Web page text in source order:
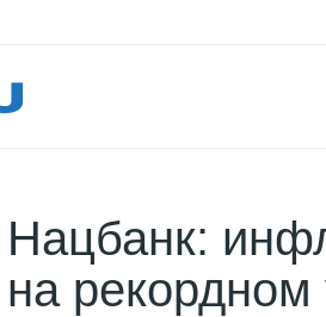
Нацбанк:
на рекордном